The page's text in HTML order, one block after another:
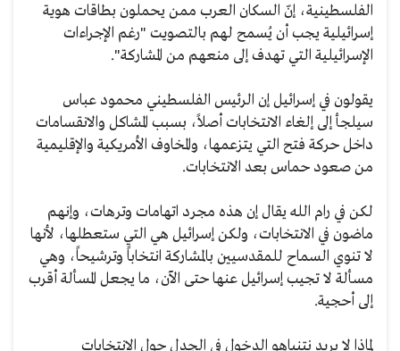
الفلسطينية، إنّ السكان العرب ممن يحملون بطاقات هوية
إسرائيلية يجب أن يُسمح لهم بالتصويت "رغم الإجراءات
الإسرائيلية التي تهدف إلى منعهم من المشاركة".
يقولون في إسرائيل إن الرئيس الفلسطيني محمود عباس
سيلجأ إلى إلغاء الانتخابات أصلاً، بسبب المشاكل والانقسامات
داخل حركة فتح التي يتزعمها، والمخاوف الأمريكية والإقليمية
من صعود حماس بعد الانتخابات.
لكن في رام الله يقال إن هذه مجرد اتهامات وترهات، وإنهم
ماضون في الانتخابات، ولكن إسرائيل هي التي ستعطلها، لأنها
لا تنوي السماح للمقدسيين بالمشاركة انتخاباً وترشيحاً، وهي
مسألة لا تجيب إسرائيل عنها حتى الآن، ما يجعل المسألة أقرب
إلى أحجية.
لماذا لا يريد نتنياهو الدخول في الجدل حول الانتخابات